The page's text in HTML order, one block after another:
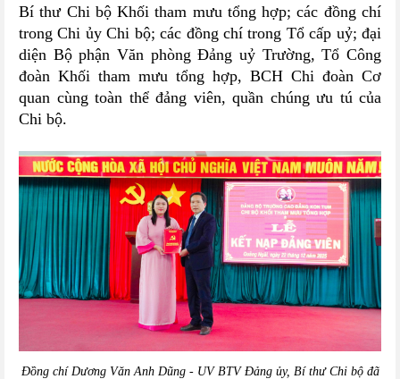
Bí thư Chi bộ Khối tham mưu tổng hợp; các đồng chí
trong Chi ủy Chi bộ; các đồng chí trong Tổ cấp uỷ; đại
diện Bộ phận Văn phòng Đảng uỷ Trường, Tổ Công
đoàn Khối tham mưu tổng hợp, BCH Chi đoàn Cơ
quan cùng toàn thể đảng viên, quần chúng ưu tú của
Chi bộ.
Đồng chí Dương Văn Anh Dũng - UV BTV Đảng ủy, Bí thư Chi bộ đã